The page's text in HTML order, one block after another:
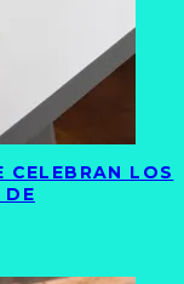
CELEBRAN LOS
DE